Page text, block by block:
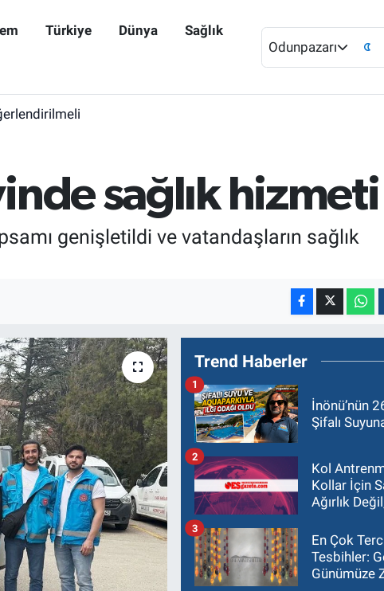
Türkiye Dünya Sağlık
Odunpazarı
sağlık hizmeti
genişletildi ve vatandaşların sağlık
Trend Haberler
İnönü’nün
Şifalı
1
Kol
Kollar İçin
Ağırlık
2
En Çok
Tesbihler:
Günümüze
3